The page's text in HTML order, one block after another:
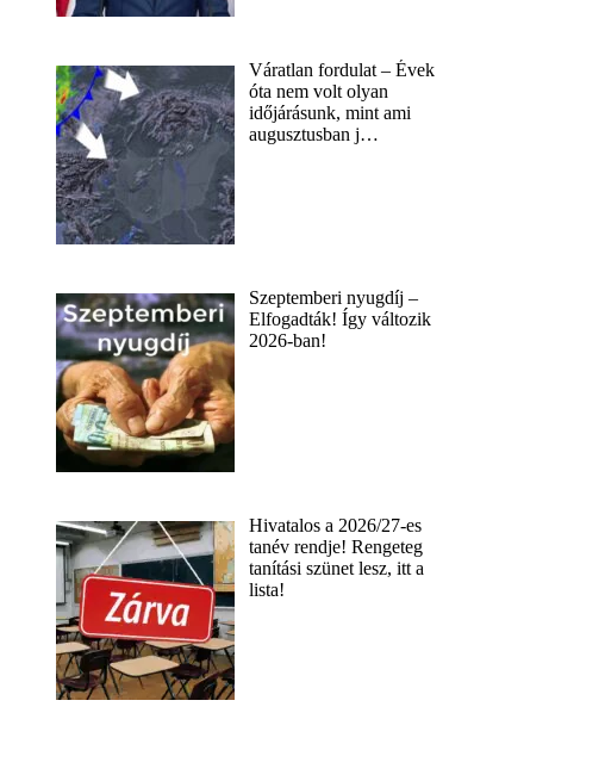
Váratlan fordulat – Évek
óta nem volt olyan
időjárásunk, mint ami
augusztusban j…
Szeptemberi nyugdíj –
Elfogadták! Így változik
2026-ban!
Hivatalos a 2026/27-es
tanév rendje! Rengeteg
tanítási szünet lesz, itt a
lista!